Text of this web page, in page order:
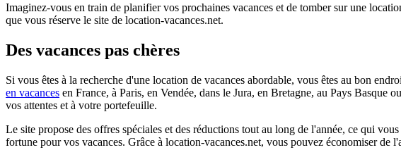
Imaginez-vous en train de planifier vos prochaines vacances et de tomber sur une
que vous réserve le site de location-vacances.net.
Des vacances pas chères
Si vous êtes à la recherche d'une location de vacances abordable, vous êtes au bon
en vacances en France, à Paris, en Vendée, dans le Jura, en Bretagne, au Pays
vos attentes et à votre portefeuille.
Le site propose des offres spéciales et des réductions tout au long de l'année, ce qui
fortune pour vos vacances. Grâce à location-vacances.net, vous pouvez économiser de